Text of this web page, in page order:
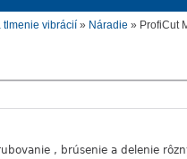
tlmenie vibrácií » Náradie » ProfiCut
, brúsenie a delenie